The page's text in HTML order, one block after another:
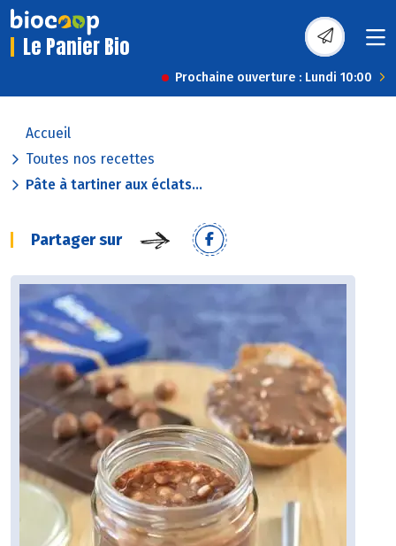
Le Panier Bio
Prochaine ouverture : Lundi 10:00
Accueil
Toutes nos recettes
Pâte à tartiner aux éclats...
Partager sur